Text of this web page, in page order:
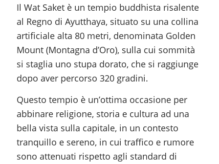
Il Wat Saket è un tempio buddhista risalente
al Regno di Ayutthaya, situato su una collina
artificiale alta 80 metri, denominata Golden
Mount (Montagna d’Oro), sulla cui sommità
si staglia uno stupa dorato, che si raggiunge
dopo aver percorso 320 gradini.
Questo tempio è un’ottima occasione per
abbinare religione, storia e cultura ad una
bella vista sulla capitale, in un contesto
tranquillo e sereno, in cui traffico e rumore
sono attenuati rispetto agli standard di